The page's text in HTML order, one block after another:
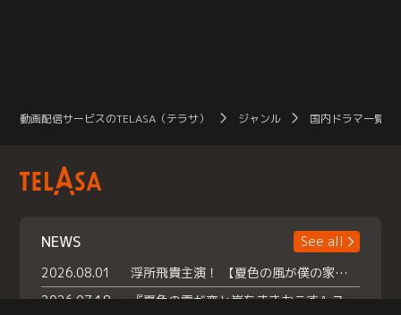
動画配信サービスのTELASA（テラサ） ジャンル 国内ドラマ一覧（
NEWS
See all
2026.08.01
浮所飛貴主演！ 【夏色の風が僕の家にやってきた】 本日よりテラサで独占配信スタート！
2026.07.18
『夏色の雲が恋と嵐をまきおこす』スペシャルメイキング 【Part1】2026年７月18日（土）23時30分～配信スタート！話題のシーンの裏側を大公開！豪華キャスト大集合！ 『武宮家 真夏の家族会議』開催！